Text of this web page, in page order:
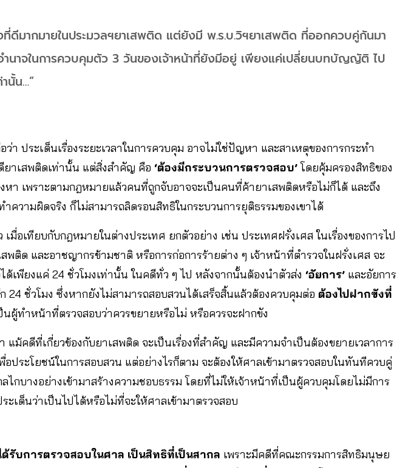
ที่ดีมากมายในประมวลฯยาเสพติด แต่ยังมี พ.ร.บ.วิฯยาเสพติด ที่ออกควบคู่กันมา
ำนาจในการควบคุมตัว 3 วันของเจ้าหน้าที่ยังมีอยู่ เพียงแค่เปลี่ยนบทบัญญัติ ไป
นั้น…”
า ประเด็นเรื่องระยะเวลาในการควบคุม อาจไม่ใช่ปัญหา และสาเหตุของการกระทำ
าเสพติดเท่านั้น แต่สิ่งสำคัญ คือ ‘ต้องมีกระบวนการตรวจสอบ’โดยคุ้มครองสิทธิของ
หา เพราะตามกฎหมายแล้วคนที่ถูกจับอาจจะเป็นคนที่ค้ายาเสพติดหรือไม่ก็ได้ และถึง
ำความผิดจริง ก็ไม่สามารถลิดรอนสิทธิในกระบวนการยุติธรรมของเขาได้
เมื่อเทียบกับกฎหมายในต่างประเทศ ยกตัวอย่าง เช่น ประเทศฝรั่งเศส ในเรื่องของการไป
พติด และอาชญากรข้ามชาติ หรือการก่อการร้ายต่าง ๆ เจ้าหน้าที่ตำรวจในฝรั่งเศส จะ
ด้เพียงแค่ 24 ชั่วโมงเท่านั้น ในคดีทั่ว ๆ ไป หลังจากนั้นต้องนำตัวส่ง ‘อัยการ’ และอัยการ
24 ชั่วโมง ซึ่งหากยังไม่สามารถสอบสวนได้เสร็จสิ้นแล้วต้องควบคุมต่อ ต้องไปฝากขังที่
นผู้ทำหน้าที่ตรวจสอบว่าควรขยายหรือไม่ หรือควรจะฝากขัง
แม้คดีที่เกี่ยวข้องกับยาเสพติด จะเป็นเรื่องที่สำคัญ และมีความจำเป็นต้องขยายเวลาการ
อประโยชน์ในการสอบสวน แต่อย่างไรก็ตาม จะต้องให้ศาลเข้ามาตรวจสอบในทันทีควบคู่
ไกบางอย่างเข้ามาสร้างความชอบธรรม โดยที่ไม่ให้เจ้าหน้าที่เป็นผู้ควบคุมโดยไม่มีการ
ะเด็นว่าเป็นไปได้หรือไม่ที่จะให้ศาลเข้ามาตรวจสอบ
รับการตรวจสอบในศาล เป็นสิทธิที่เป็นสากล เพราะมีคดีที่คณะกรรมการสิทธิมนุษย